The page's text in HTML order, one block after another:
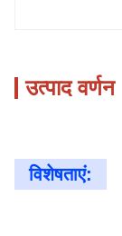
उत्पाद वर्णन
विशेषताएं: